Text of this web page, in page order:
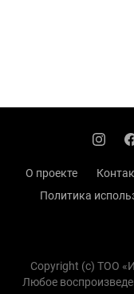
О проекте
Политика
Copyright (с) TOO
Любое